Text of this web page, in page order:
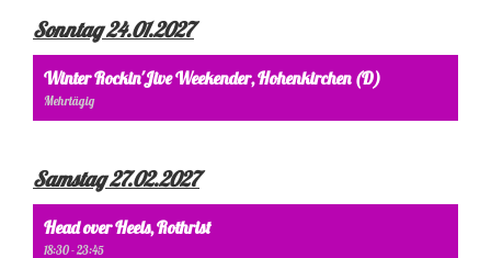
Sonntag 24.01.2027
Winter Rockin'Jive Weekender, Hohenkirchen (D)
Mehrtägig
Samstag 27.02.2027
Head over Heels, Rothrist
18:30 - 23:45